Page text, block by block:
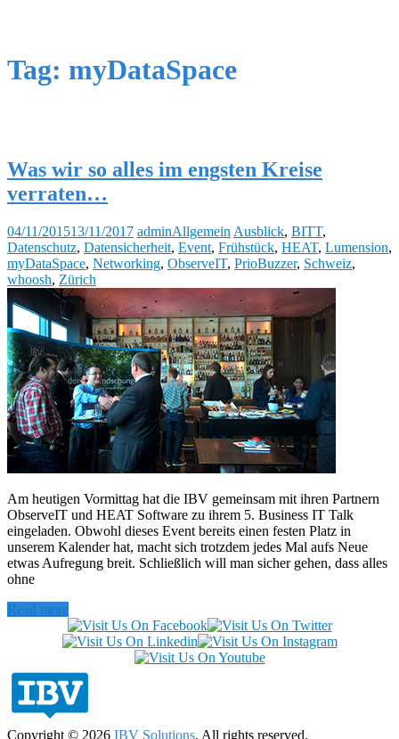
Tag: myDataSpace
Was wir so alles im engsten Kreise
verraten…
04/11/201513/11/2017 adminAllgemein Ausblick, BITT,
Datenschutz, Datensicherheit, Event, Frühstück, HEAT, Lumension,
myDataSpace, Networking, ObserveIT, PrioBuzzer, Schweiz,
whoosh, Zürich
Am heutigen Vormittag hat die IBV gemeinsam mit ihren Partnern
ObserveIT und HEAT Software zu ihrem 5. Business IT Talk
eingeladen. Obwohl dieses Event bereits einen festen Platz in
unserem Kalender hat, macht sich trotzdem jedes Mal aufs Neue
etwas Aufregung breit. Schließlich will man sicher gehen, dass alles
ohne
Read more
Copyright © 2026 IBV Solutions. All rights reserved.